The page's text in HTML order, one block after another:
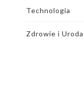
Technologia
Zdrowie i Uroda